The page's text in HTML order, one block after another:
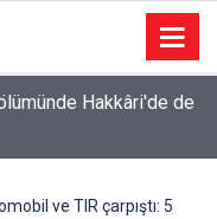
Hakkâri'de de
ve TIR çarpıştı: 5